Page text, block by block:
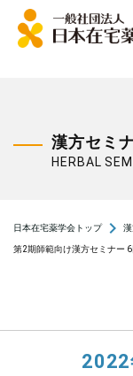
漢方セミ
HERBAL
日本在宅薬学会トップnavigate_next
第2期師範向け漢方セミナー 6